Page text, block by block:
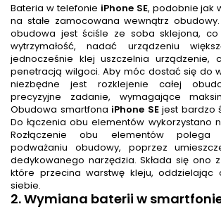
Bateria w telefonie iPhone SE, podobnie jak
na stałe zamocowana wewnątrz
obudowa jest ściśle ze soba sklejona,
wytrzymałość, nadać urządzeniu
jednocześnie klej uszczelnia urządzenie,
penetracją wilgoci. Aby móc dostać się do
niezbędne jest rozklejenie całej
precyzyjne zadanie, wymagające
Obudowa smartfona iPhone SEjest bardzo
Do łączenia obu elementów wykorzystano
Rozłączenie obu elementów polega
podważaniu obudowy, poprzez
dedykowanego narzędzia. Składa się ono
które przecina warstwę kleju, oddzielając
siebie.
2.Wymiana baterii w